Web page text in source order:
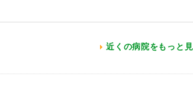
近くの病院をもっと